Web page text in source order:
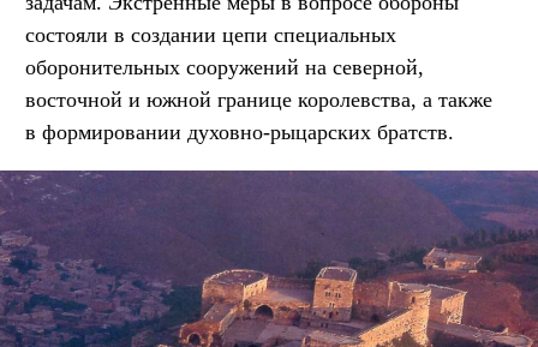
состояли в создании цепи специальных
оборонительных сооружений на северной,
восточной и южной границе королевства, а также
в формировании духовно-рыцарских братств.